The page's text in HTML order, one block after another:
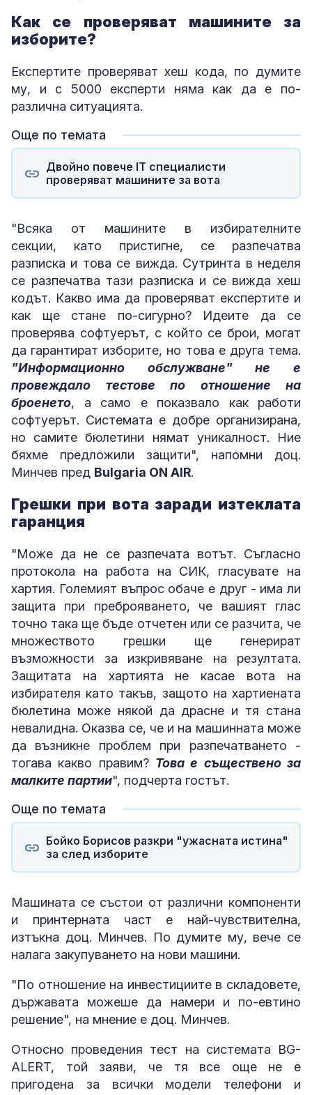
Как се проверяват машините за
изборите?
Експертите проверяват хеш кода, по думите
му, и с 5000 експерти няма как да е по-
различна ситуацията.
Още по темата
Двойно повече IT специалисти
проверяват машините за вота
"Всяка от машините в избирателните
секции, като пристигне, се разпечатва
разписка и това се вижда. Сутринта в неделя
се разпечатва тази разписка и се вижда хеш
кодът. Какво има да проверяват експертите и
как ще стане по-сигурно? Идеите да се
проверява софтуерът, с който се брои, могат
да гарантират изборите, но това е друга тема.
"Информационно обслужване" не е
провеждало тестове по отношение на
броенето, а само е показвало как работи
софтуерът. Системата е добре организирана,
но самите бюлетини нямат уникалност. Ние
бяхме предложили защити", напомни доц.
Минчев пред Bulgaria ON AIR.
Грешки при вота заради изтеклата
гаранция
"Може да не се разпечата вотът. Съгласно
протокола на работа на СИК, гласувате на
хартия. Големият въпрос обаче е друг - има ли
защита при преброяването, че вашият глас
точно така ще бъде отчетен или се разчита, че
множеството грешки ще генерират
възможности за изкривяване на резултата.
Защитата на хартията не касае вота на
избирателя като такъв, защото на хартиената
бюлетина може някой да драсне и тя стана
невалидна. Оказва се, че и на машинната може
да възникне проблем при разпечатването -
тогава какво правим? Това е съществено за
малките партии", подчерта гостът.
Още по темата
Бойко Борисов разкри "ужасната истина"
за след изборите
Машината се състои от различни компоненти
и принтерната част е най-чувствителна,
изтъкна доц. Минчев. По думите му, вече се
налага закупуването на нови машини.
"По отношение на инвестициите в складовете,
държавата можеше да намери и по-евтино
решение", на мнение е доц. Минчев.
Относно проведения тест на системата BG-
ALERT, той заяви, че тя все още не е
пригодена за всички модели телефони и